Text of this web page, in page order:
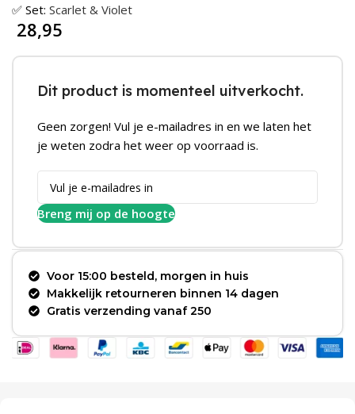
✅ Set: Scarlet & Violet
28,95
Dit product is momenteel uitverkocht.
Geen zorgen! Vul je e-mailadres in en we laten het
je weten zodra het weer op voorraad is.
Breng mij op de hoogte
Voor 15:00 besteld, morgen in huis
Makkelijk retourneren binnen 14 dagen
Gratis verzending vanaf 250